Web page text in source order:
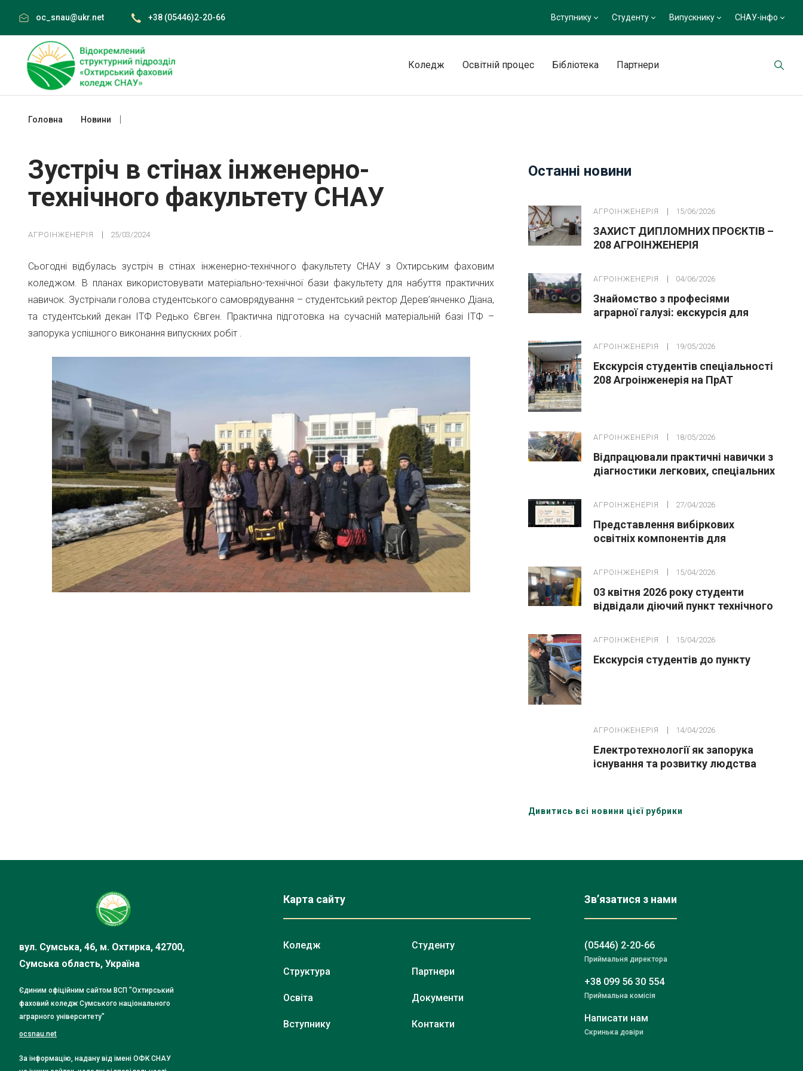
content
oc_snau@ukr.net +38 (05446)2-20-66 Вступнику Студенту Випускнику СНАУ-інфо
Коледж Освітній процес Бібліотека Партнери
Головна Новини
Зустріч в стінах інженерно-
технічного факультету СНАУ
АГРОІНЖЕНЕРІЯ 25/03/2024
Сьогодні відбулась зустріч в стінах інженерно-технічного факультету СНАУ з Охтирським фаховим
коледжом. В планах використовувати матеріально-технічної бази факультету для набуття практичних
навичок. Зустрічали голова студентського самоврядування – студентський ректор Дерев’янченко Діана,
та студентський декан ІТФ Редько Євген. Практична підготовка на сучасній матеріальній базі ІТФ –
запорука успішного виконання випускних робіт .
Останні новини
АГРОІНЖЕНЕРІЯ 15/06/2026
ЗАХИСТ ДИПЛОМНИХ ПРОЄКТІВ –
208 АГРОІНЖЕНЕРІЯ
АГРОІНЖЕНЕРІЯ 04/06/2026
Знайомство з професіями
аграрної галузі: екскурсія для
АГРОІНЖЕНЕРІЯ 19/05/2026
Екскурсія студентів спеціальності
208 Агроінженерія на ПрАТ
АГРОІНЖЕНЕРІЯ 18/05/2026
Відпрацювали практичні навички з
діагностики легкових, спеціальних
АГРОІНЖЕНЕРІЯ 27/04/2026
Представлення вибіркових
освітніх компонентів для
програми «Агроінженерія»
АГРОІНЖЕНЕРІЯ 15/04/2026
03 квітня 2026 року студенти
відвідали діючий пункт технічного
АГРОІНЖЕНЕРІЯ 15/04/2026
Екскурсія студентів до пункту
АГРОІНЖЕНЕРІЯ 14/04/2026
Електротехнології як запорука
існування та розвитку людства
Дивитись всі новини цієї рубрики
вул. Сумська, 46, м. Охтирка, 42700,
Сумська область, Україна
Єдиним офіційним сайтом ВСП "Охтирський
фаховий коледж Сумського національного
аграрного університету"
ocsnau.net
За інформацію, надану від імені ОФК СНАУ
Карта сайту
Коледж
Структура
Освіта
Вступнику
Студенту
Партнери
Документи
Контакти
Зв’язатися з нами
(05446) 2-20-66
Приймальня директора
+38 099 56 30 554
Приймальна комісія
Написати нам
Скринька довіри